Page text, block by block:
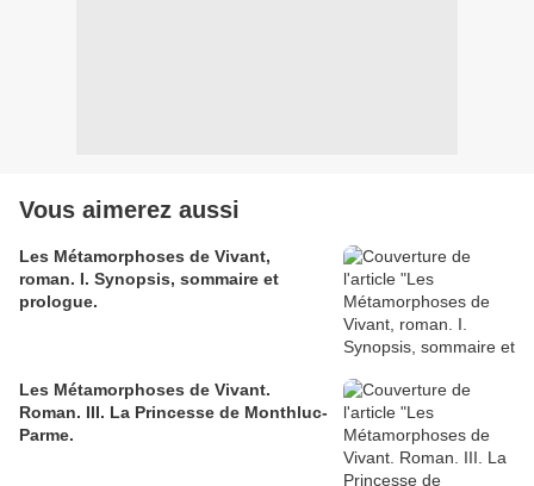
Vous aimerez aussi
Les Métamorphoses de Vivant,
roman. I. Synopsis, sommaire et
prologue.
Les Métamorphoses de Vivant.
Roman. III. La Princesse de Monthluc-
Parme.